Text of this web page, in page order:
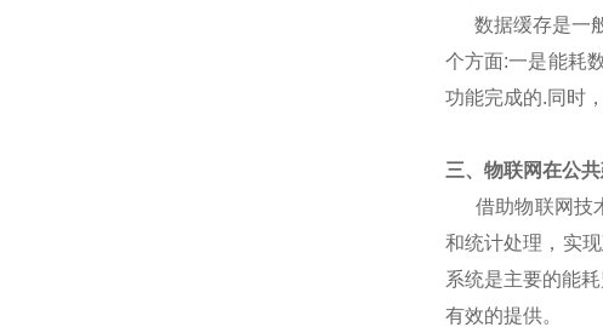
数据缓存是一般
个方面:一是能耗
功能完成的.同时
三、物联网在公
借助物联网技术
和统计处理，实
系统是主要的能
有效的提供。